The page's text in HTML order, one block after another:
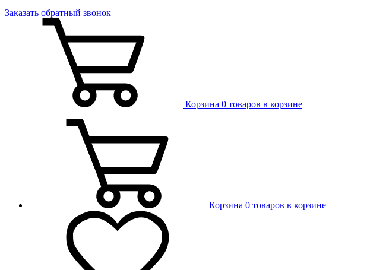
Заказать обратный звонок
Корзина 0 товаров в корзине
Корзина 0 товаров в корзине